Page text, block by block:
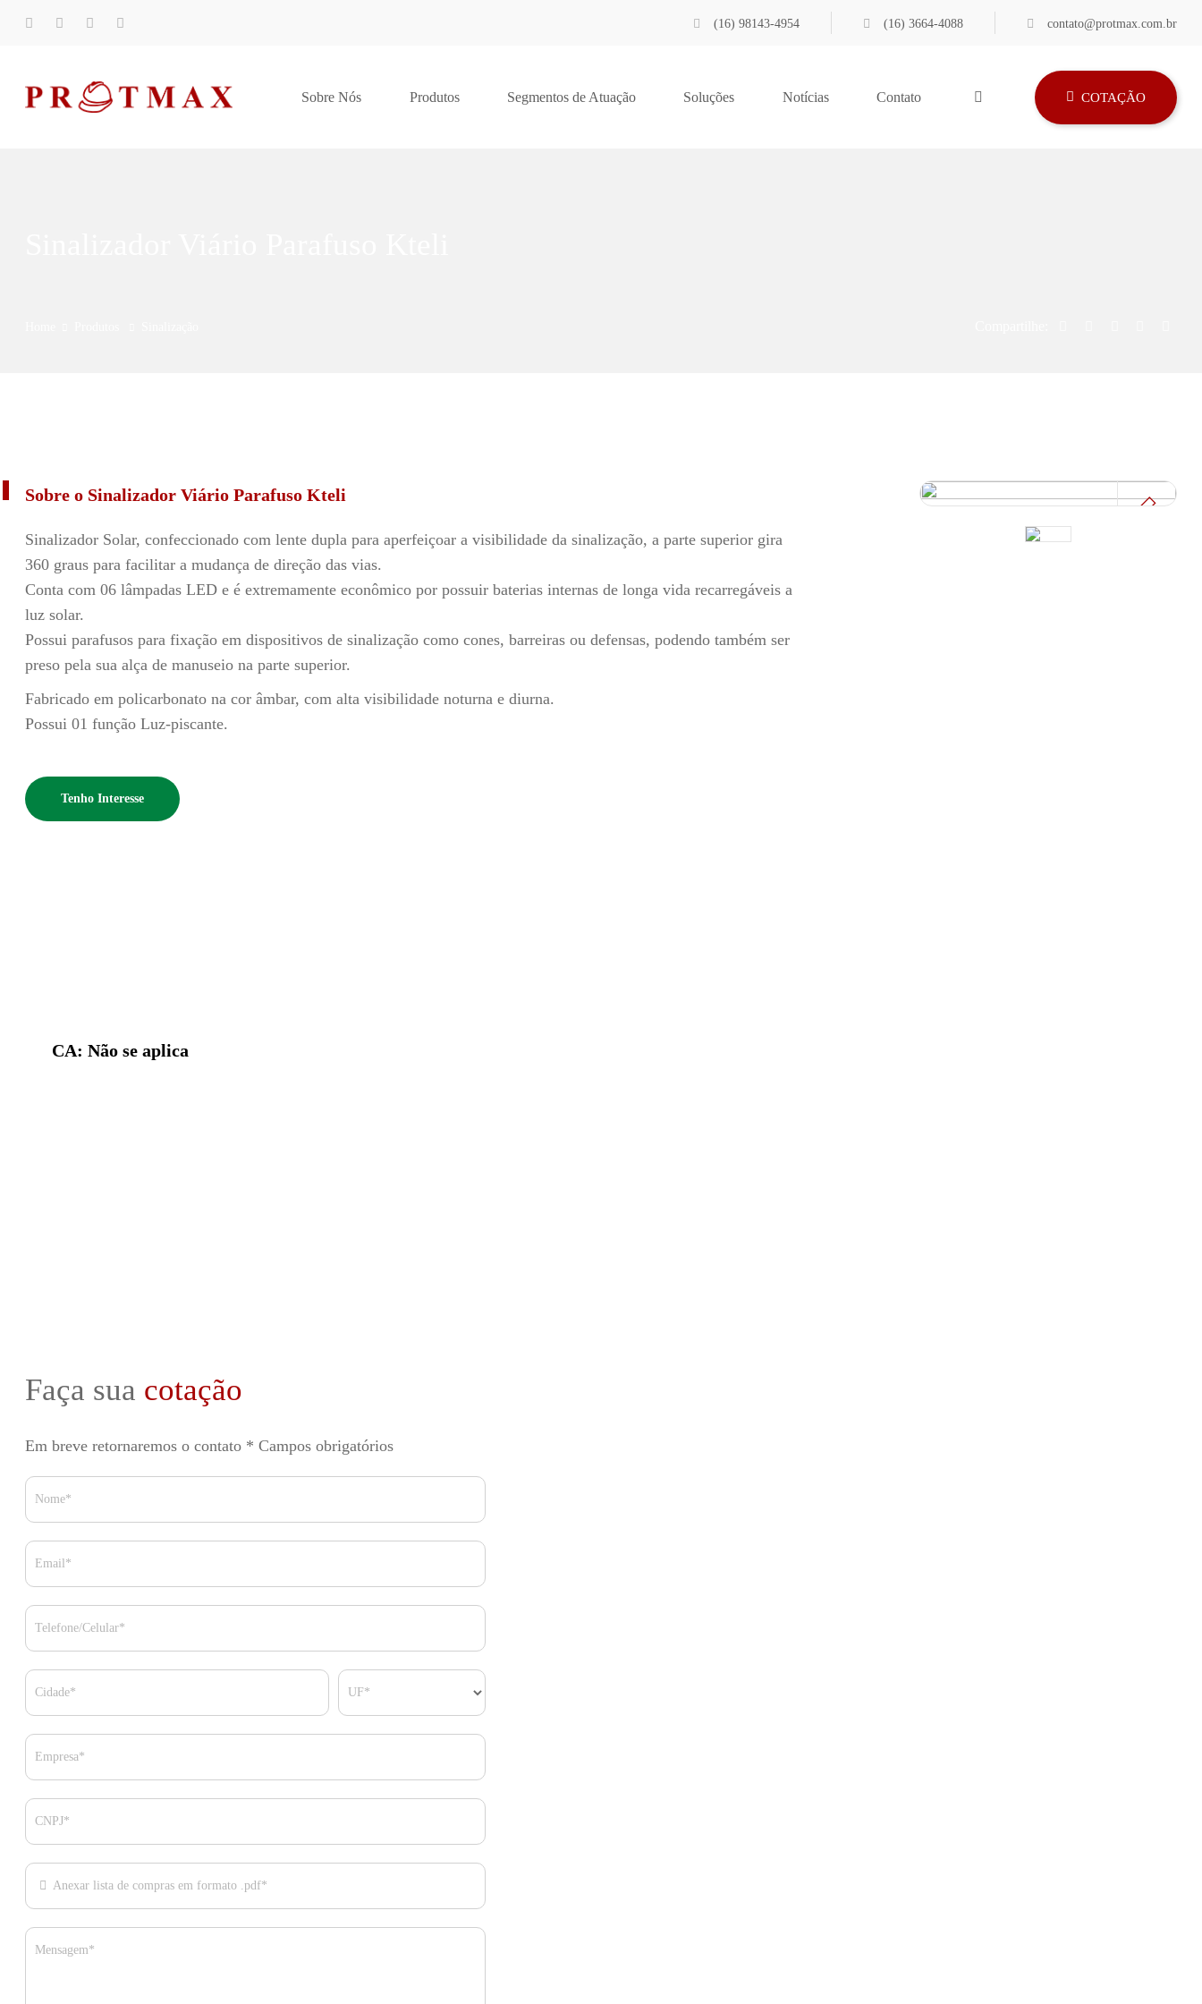
(16) 98143-4954 (16) 3664-4088 contato@protmax.com.br
Sobre Nós Produtos Segmentos de Atuação Soluções Notícias Contato COTAÇÃO
Sobre o Sinalizador Viário Parafuso Kteli
Sinalizador Solar, confeccionado com lente dupla para aperfeiçoar a visibilidade da sinalização, a parte superior gira
360 graus para facilitar a mudança de direção das vias.
Conta com 06 lâmpadas LED e é extremamente econômico por possuir baterias internas de longa vida recarregáveis a
luz solar.
Possui parafusos para fixação em dispositivos de sinalização como cones, barreiras ou defensas, podendo também ser
preso pela sua alça de manuseio na parte superior.
Fabricado em policarbonato na cor âmbar, com alta visibilidade noturna e diurna.
Possui 01 função Luz-piscante.
Tenho Interesse
CA: Não se aplica
Faça sua cotação
Em breve retornaremos o contato * Campos obrigatórios
Nome*
Email*
Telefone/Celular*
Cidade* UF*
Empresa*
CNPJ*
Anexar lista de compras em formato .pdf*
Mensagem*